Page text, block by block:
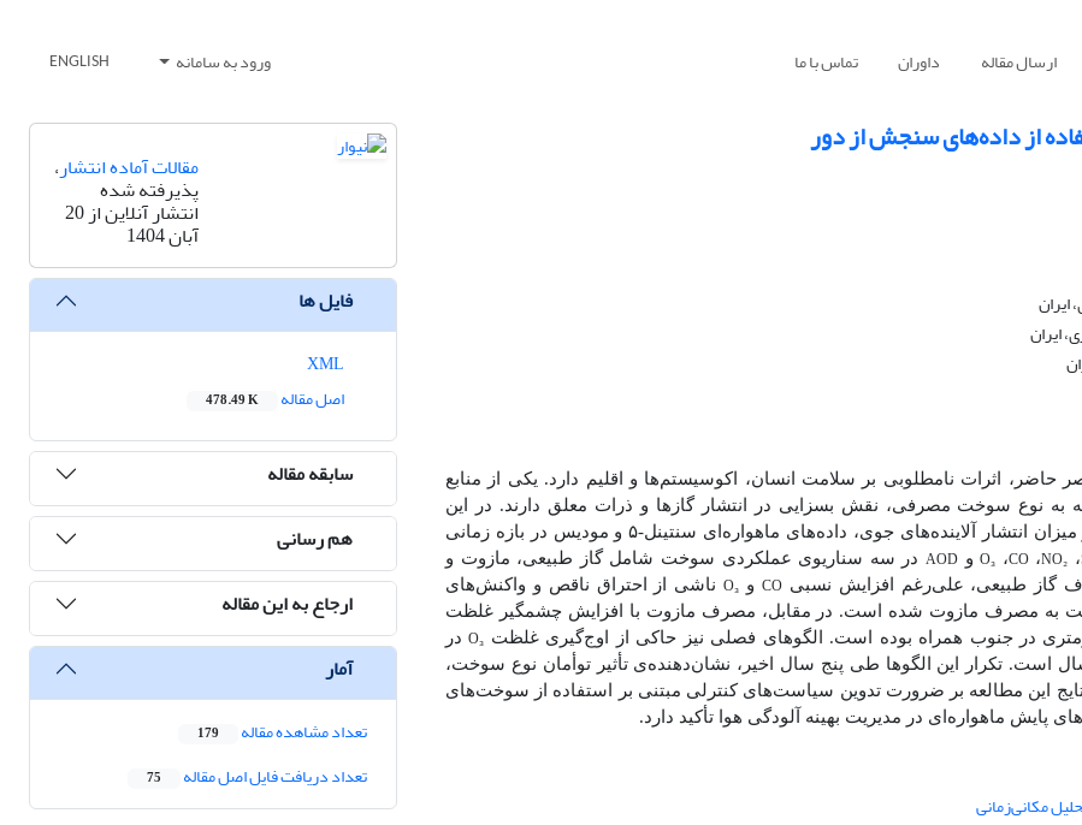
ارسال مقاله داوران تماس با ما ورود به سامانه ENGLISH
از داده‌های سنجش از دور
ایران
اثرات نامطلوبی بر سلامت انسان، اکوسیستم‌ها و اقلیم دارد. یکی از منابع
به نوع سوخت مصرفی، نقش بسزایی در انتشار گازها و ذرات معلق دارند. در این
پژوهش، با هدف بررسی تأثیر نوع سوخت مصرفی نیروگاه نکا بر میزان انتشار آلاینده‌های جوی، داده‌های ماهواره‌ای سنتینل-۵ و مودیس در بازه زمانی
، NO₂،CO، O₃و AOD در سه سناریوی عملکردی سوخت شامل گاز طبیعی، مازوت و
گاز طبیعی، علی‌رغم افزایش نسبیCO و O₃ناشی از احتراق ناقص و واکنش‌های
به مصرف مازوت شده است. در مقابل، مصرف مازوت با افزایش چشمگیر غلظت
O₃در
است. تکرار این الگوها طی پنج سال اخیر، نشان‌دهنده‌ی تأثیر توأمان نوع سوخت،
این مطالعه بر ضرورت تدوین سیاست‌های کنترلی مبتنی بر استفاده از سوخت‌های
پایش ماهواره‌ای در مدیریت بهینه آلودگی هوا تأکید دارد.
مکانی‌زمانی
مقالات آماده انتشار،
پذیرفته شده
انتشار آنلاین از 20
آبان 1404
فایل ها
اصل مقاله
478.49 K
سابقه مقاله
هم رسانی
ارجاع به این مقاله
آمار
تعداد مشاهده مقاله 179
تعداد دریافت فایل اصل مقاله 75